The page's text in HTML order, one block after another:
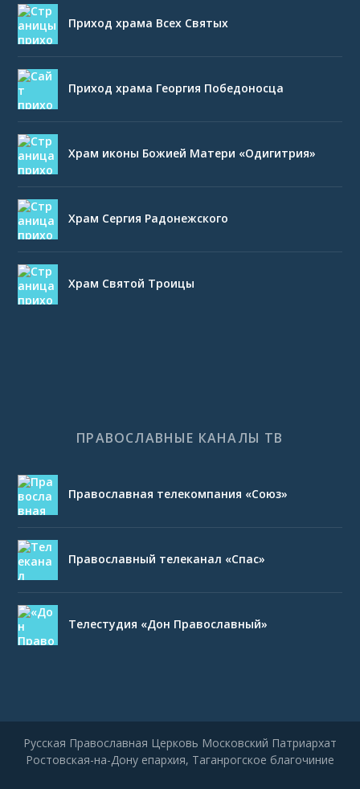
Приход храма Всех Святых
Приход храма Георгия Победоносца
Храм иконы Божией Матери «Одигитрия»
Храм Сергия Радонежского
Храм Святой Троицы
ПРАВОСЛАВНЫЕ КАНАЛЫ ТВ
Православная телекомпания «Союз»
Православный телеканал «Спас»
Телестудия «Дон Православный»
Русская Православная Церковь Московский Патриархат
Ростовская-на-Дону епархия, Таганрогское благочиние